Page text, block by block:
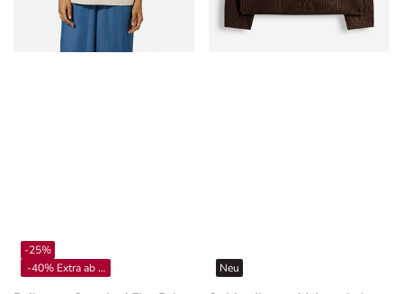
Pullover - Oversized Fit - Beige
-40% Extra ab 4**